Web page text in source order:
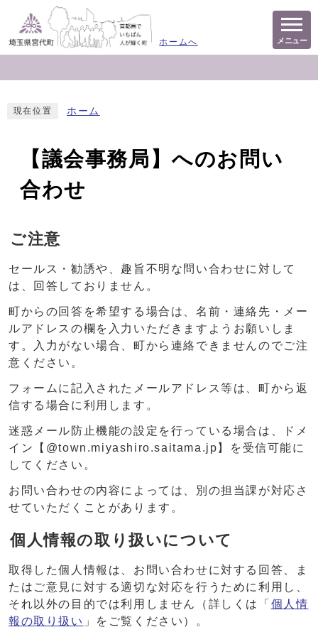
ホームへ メニュー
現在位置 ホーム
【議会事務局】へのお問い
合わせ
ご注意
セールス・勧誘や、趣旨不明な問い合わせに対して
は、回答しておりません。
町からの回答を希望する場合は、名前・連絡先・メー
ルアドレスの欄を入力いただきますようお願いしま
す。入力がない場合、町から連絡できませんのでご注
意ください。
フォームに記入されたメールアドレス等は、町から返
信する場合に利用します。
迷惑メール防止機能の設定を行っている場合は、ドメ
イン【@town.miyashiro.saitama.jp】を受信可能に
してください。
お問い合わせの内容によっては、別の担当課が対応さ
せていただくことがあります。
個人情報の取り扱いについて
取得した個人情報は、お問い合わせに対する回答、ま
たはご意見に対する適切な対応を行うために利用し、
それ以外の目的では利用しません（詳しくは「 個人情
報の取り扱い 」をご覧ください）。